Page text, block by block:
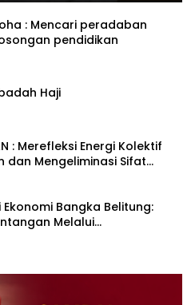
: Mencari peradaban
pendidikan
Haji
: Merefleksi Energi Kolektif
dan Mengeliminasi Sifat
Bangka Belitung:
Melalui
Daya Alam yang